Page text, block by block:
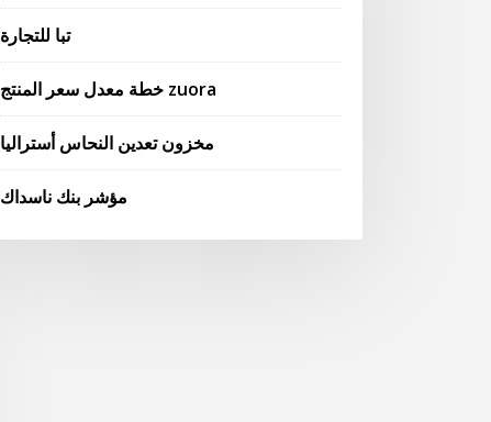
تبا للتجارة
خطة معدل سعر المنتج zuora
مخزون تعدين النحاس أستراليا
مؤشر بنك ناسداك